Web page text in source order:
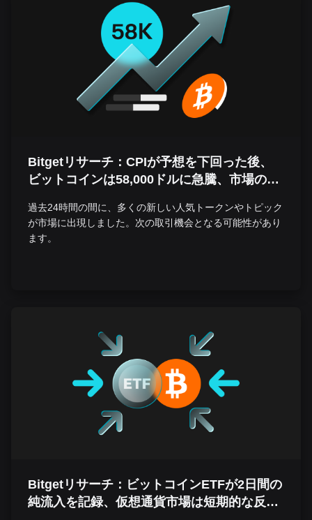
Bitgetリサーチ：CPIが予想を下回った後、
ビットコインは58,000ドルに急騰、市場のボ
込み
過去24時間の間に、多くの新しい人気トークンやトピック
が市場に出現しました。次の取引機会となる可能性があり
ます。
Bitgetリサーチ：ビットコインETFが2日間の
純流入を記録、仮想通貨市場は短期的な反発